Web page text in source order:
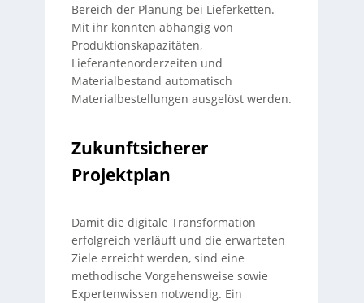
Bereich der Planung bei Lieferketten.
Mit ihr könnten abhängig von
Produktionskapazitäten,
Lieferantenorderzeiten und
Materialbestand automatisch
Materialbestellungen ausgelöst werden.
Zukunftsicherer
Projektplan
Damit die digitale Transformation
erfolgreich verläuft und die erwarteten
Ziele erreicht werden, sind eine
methodische Vorgehensweise sowie
Expertenwissen notwendig. Ein